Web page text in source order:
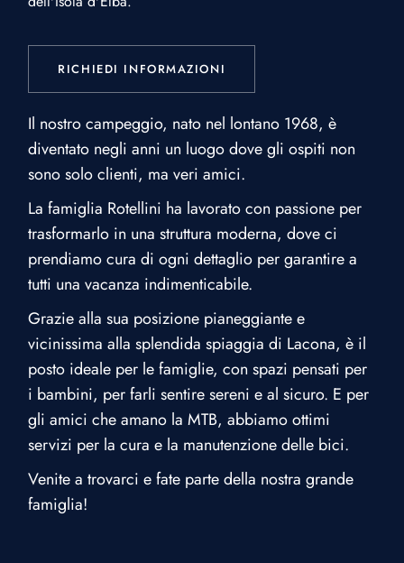
RICHIEDI INFORMAZIONI
Il nostro campeggio, nato nel lontano 1968, è
diventato negli anni un luogo dove gli ospiti non
sono solo clienti, ma veri amici.
La famiglia Rotellini ha lavorato con passione per
trasformarlo in una struttura moderna, dove ci
prendiamo cura di ogni dettaglio per garantire a
tutti una vacanza indimenticabile.
Grazie alla sua posizione pianeggiante e
vicinissima alla splendida spiaggia di Lacona, è il
posto ideale per le famiglie, con spazi pensati per
i bambini, per farli sentire sereni e al sicuro. E per
gli amici che amano la MTB, abbiamo ottimi
servizi per la cura e la manutenzione delle bici.
Venite a trovarci e fate parte della nostra grande
famiglia!